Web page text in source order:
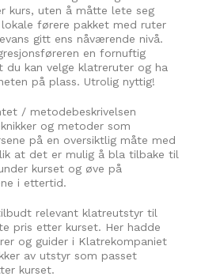
kurs, uten å måtte lete seg
lokale førere pakket med ruter
gitt ens nåværende nivå.
en fornuftig
du kan velge klatreruter og ha
på plass. Utrolig nyttig!
/ metodebeskrivelsen
og metoder som
på en oversiktlig måte med
at det er mulig å bla tilbake til
kurset og øve på
i ettertid.
relevant klatreutstyr til
pris etter kurset. Her hadde
og guider i Klatrekompaniet
av utstyr som passet
kurset.